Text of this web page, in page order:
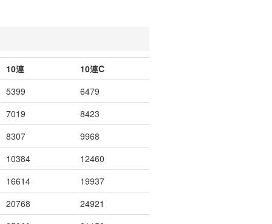
10連
10連C
5399
6479
7019
8423
8307
9968
10384
12460
16614
19937
20768
24921